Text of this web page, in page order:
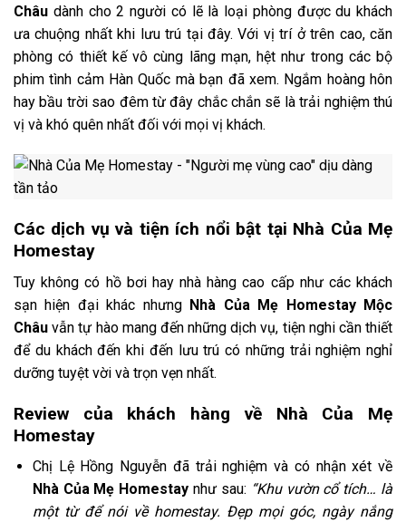
Châu dành cho 2 người có lẽ là loại phòng được du khách
ưa chuộng nhất khi lưu trú tại đây. Với vị trí ở trên cao, căn
phòng có thiết kế vô cùng lãng mạn, hệt như trong các bộ
phim tình cảm Hàn Quốc mà bạn đã xem. Ngắm hoàng hôn
hay bầu trời sao đêm từ đây chắc chắn sẽ là trải nghiệm thú
vị và khó quên nhất đối với mọi vị khách.
Các dịch vụ và tiện ích nổi bật tại Nhà Của Mẹ
Homestay
Tuy không có hồ bơi hay nhà hàng cao cấp như các khách
sạn hiện đại khác nhưng Nhà Của Mẹ Homestay Mộc
Châuvẫn tự hào mang đến những dịch vụ, tiện nghi cần thiết
để du khách đến khi đến lưu trú có những trải nghiệm nghỉ
dưỡng tuyệt vời và trọn vẹn nhất.
Review của khách hàng về Nhà Của Mẹ
Homestay
Chị Lệ Hồng Nguyễn đã trải nghiệm và có nhận xét về
Nhà Của Mẹ Homestaynhư sau: “Khu vườn cổ tích… là
một từ để nói về homestay. Đẹp mọi góc, ngày nắng